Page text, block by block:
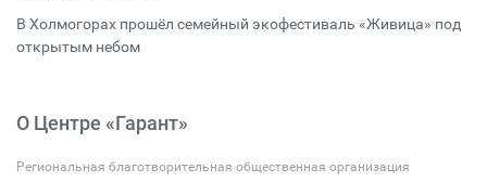
В Холмогорах прошёл семейный экофестиваль «Живица» под
открытым небом
О Центре «Гарант»
Региональная благотворительная общественная организация